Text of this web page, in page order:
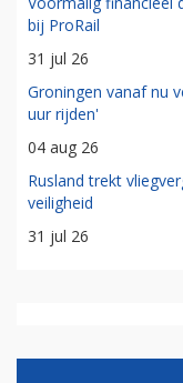
bij ProRail
31 jul 26
Groningen vanaf nu
uur rijden'
04 aug 26
Rusland trekt
veiligheid
31 jul 26